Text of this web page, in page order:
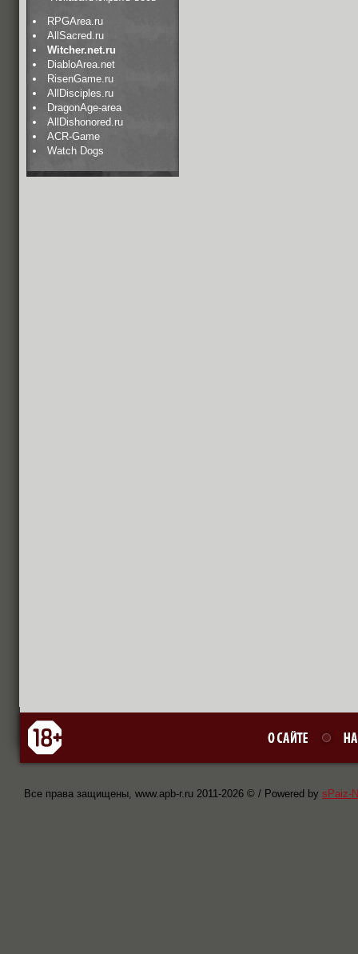
RPGArea.ru
AllSacred.ru
Witcher.net.ru
DiabloArea.net
RisenGame.ru
AllDisciples.ru
DragonAge-area
AllDishonored.ru
ACR-Game
Watch Dogs
Все права защищены, www.apb-r.ru 2011-2026 © / Powered by sPaiz-